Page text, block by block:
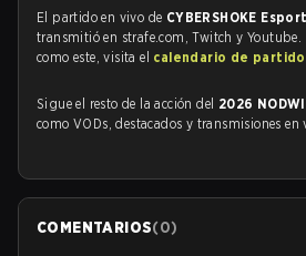
El partido en vivo de CYBERSHOKE
transmitió en strafe.com, Twitch y
como este, visita el calendario de
Sigue el resto de la acción del 2026
como VODs, destacados y transmisiones en
COMENTARIOS(0)